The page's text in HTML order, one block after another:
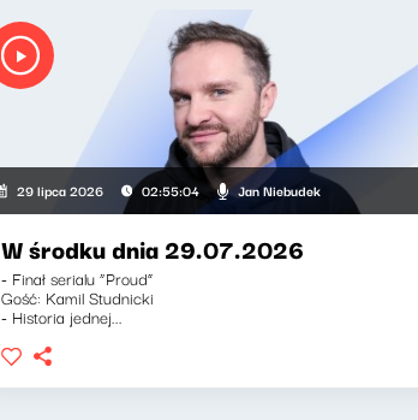
29 lipca 2026 02:55:04 Jan Niebudek
W środku dnia 29.07.2026
- Finał serialu “Proud”
Gość: Kamil Studnicki
- Historia jednej...